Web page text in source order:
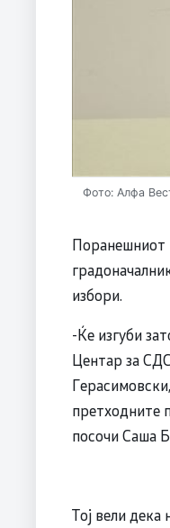
Фото: Алфа
Поранешниот
избори.
-Ќе изгуби
Центар за
претходните
посочи Саша
Тој вели